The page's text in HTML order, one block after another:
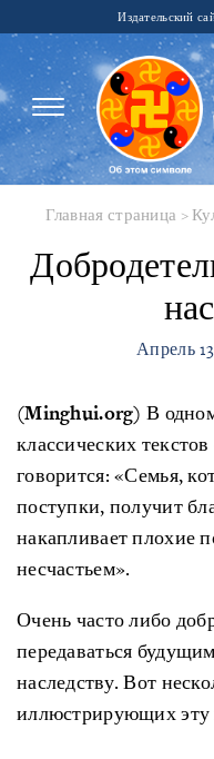
Издательский
Главная страница >
Апрель
(Minghui.org) В
классических
говорится: «Семья,
поступки, получит
накапливает плохие
несчастьем».
Очень часто либо
передаваться
наследству. Вот
иллюстрирующих